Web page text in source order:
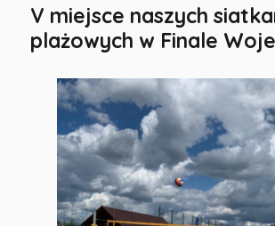
siatkarek
plażowych
Finale
V miejsce naszych
plażowych w Finale